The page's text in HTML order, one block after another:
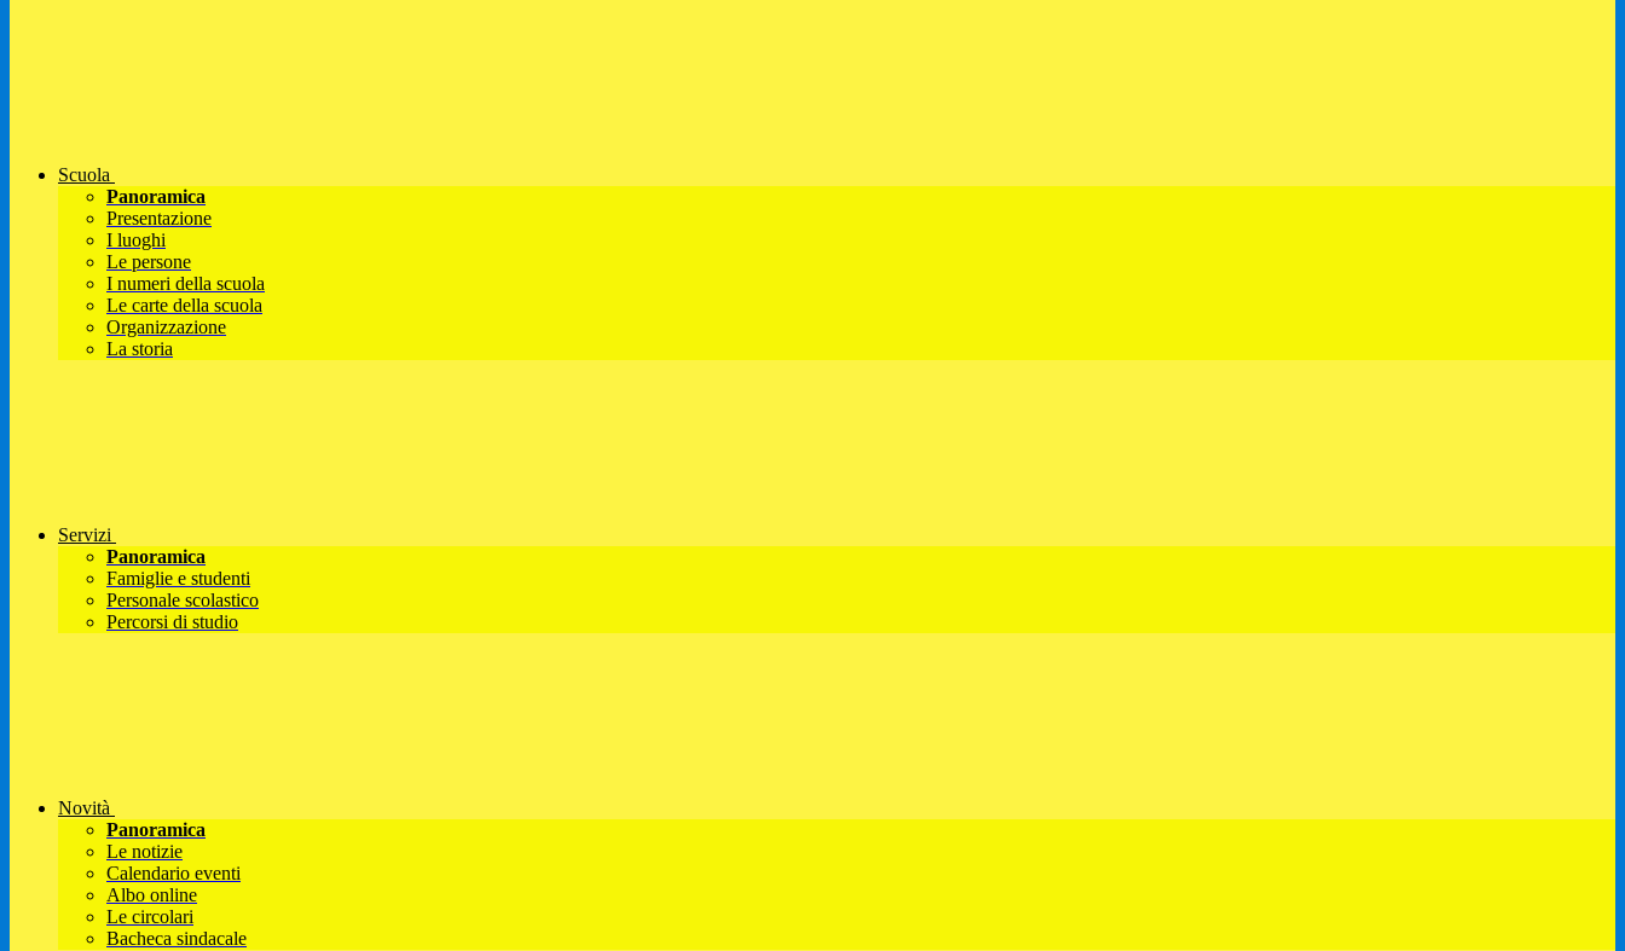
Scuola
Panoramica
Presentazione
I luoghi
Le persone
I numeri della scuola
Le carte della scuola
Organizzazione
La storia
Servizi
Panoramica
Famiglie e studenti
Personale scolastico
Percorsi di studio
Novità
Panoramica
Le notizie
Calendario eventi
Albo online
Le circolari
Bacheca sindacale